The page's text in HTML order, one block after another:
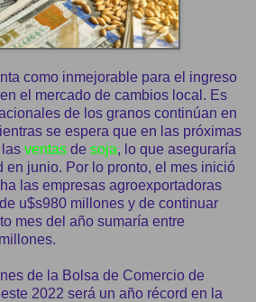
como inmejorable para el ingreso
el mercado de cambios local. Es
de los granos continúan en
se espera que en las próximas
ventas de soja, lo que aseguraría
en junio. Por lo pronto, el mes inició
las empresas agroexportadoras
u$s980 millones y de continuar
mes del año sumaría entre
de la Bolsa de Comercio de
2022 será un año récord en la